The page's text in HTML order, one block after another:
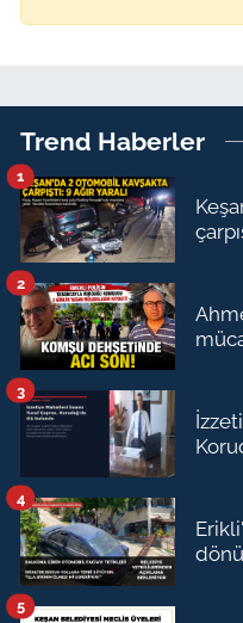
Trend Haberler
1
2
3
4
5